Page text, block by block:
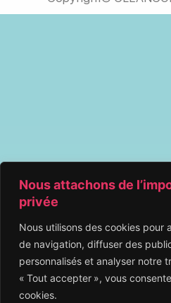
Nous attachons de
privée
Nous utilisons des cookies pour
de navigation, diffuser des
personnalisés et analyser notre
« Tout accepter », vous
cookies.